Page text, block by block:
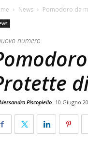
News Pomodoro da
numero
Piscopiello 10 Giugno